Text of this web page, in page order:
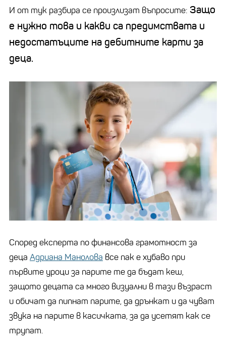
И от тук разбира се произлизат въпросите: Защо
е нужно това и какви са предимствата и
недостатъците на дебитните карти за
деца.
Според експерта по финансова грамотност за
деца Адриана Манолова все пак е хубаво при
първите уроци за парите те да бъдат кеш,
защото децата са много визуални в тази възраст
и обичат да пипнат парите, да дрънкат и да чуват
звука на парите в касичката, за да усетят как се
трупат.